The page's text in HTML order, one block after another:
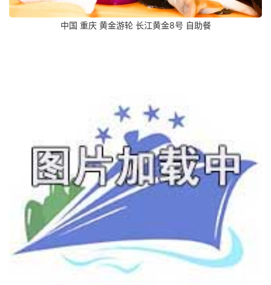
中国 重庆 黄金游轮 长江黄金8号 自助餐